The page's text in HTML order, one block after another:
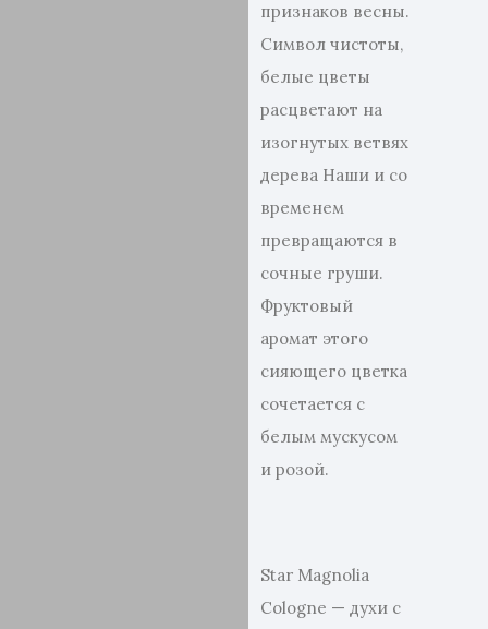
признаков весны.
Символ чистоты,
белые цветы
расцветают на
изогнутых ветвях
дерева Наши и со
временем
превращаются в
сочные груши.
Фруктовый
аромат этого
сияющего цветка
сочетается с
белым мускусом
и розой.
Star Magnolia
Cologne — духи с